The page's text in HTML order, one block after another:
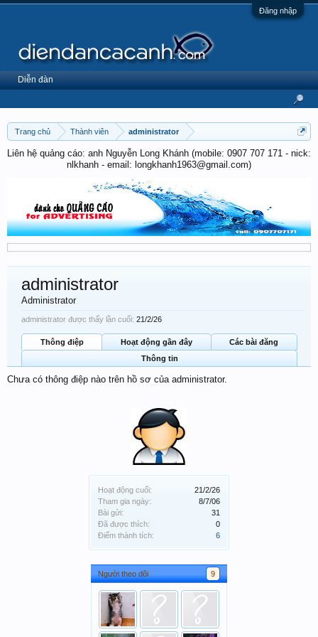
Đăng nhập
Trang chủ Thành viên administrator
Liên hệ quảng cáo: anh Nguyễn Long Khánh (mobile: 0907 707 171 - nick:
nlkhanh - email: longkhanh1963@gmail.com)
Hoạt động cuối:
21/2/26
Tham gia ngày:
8/7/06
Bài gửi:
31
Đã được thích:
0
Điểm thành tích:
6
Người theo dõi 9
administrator
Administrator
administrator được thấy lần cuối: 21/2/26
Thông điệp Hoạt động gần đây
Các bài đăng
Thông tin
Chưa có thông điệp nào trên hồ sơ của administrator.
Diễn đàn